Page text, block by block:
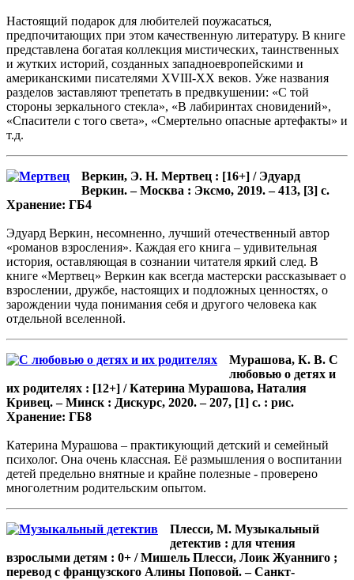
Настоящий подарок для любителей поужасаться,
предпочитающих при этом качественную литературу. В книге
представлена богатая коллекция мистических, таинственных
и жутких историй, созданных западноевропейскими и
американскими писателями XVIII-XX веков. Уже названия
разделов заставляют трепетать в предвкушении: «С той
стороны зеркального стекла», «В лабиринтах сновидений»,
«Спасители с того света», «Смертельно опасные артефакты» и
т.д.
Веркин, Э. Н. Мертвец : [16+] / Эдуард
Веркин. – Москва : Эксмо, 2019. – 413, [3] с.
Хранение: ГБ4
Эдуард Веркин, несомненно, лучший отечественный автор
«романов взросления». Каждая его книга – удивительная
история, оставляющая в сознании читателя яркий след. В
книге «Мертвец» Веркин как всегда мастерски рассказывает о
взрослении, дружбе, настоящих и подложных ценностях, о
зарождении чуда понимания себя и другого человека как
отдельной вселенной.
Мурашова, К. В. С
любовью о детях и
их родителях : [12+] / Катерина Мурашова, Наталия
Кривец. – Минск : Дискурс, 2020. – 207, [1] с. : рис.
Хранение: ГБ8
Катерина Мурашова – практикующий детский и семейный
психолог. Она очень классная. Её размышления о воспитании
детей предельно внятные и крайне полезные - проверено
многолетним родительским опытом.
Плесси, М. Музыкальный
детектив : для чтения
взрослыми детям : 0+ / Мишель Плесси, Лоик Жуанниго ;
перевод с французского Алины Поповой. – Санкт-